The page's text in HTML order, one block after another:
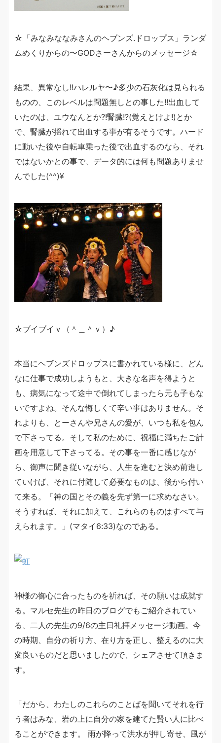
☆「みなみななみさんのヘブンズ.ドロップス」ランダ
ムめくりからの〜GODさーさんからのメッセージ☆
結果、異常なし!!ハレルヤ〜♪多少の石灰化は見られる
ものの、このレベルは問題無しとの事した!!出血して
いたのは、ユウなんとか?!腎臓!?(覚えとけよ!)とか
で、腎臓が揺れて出血する事が有るそうです。ハード
に動いた後や自転車乗った後で出血するのなら、それ
ではないかとの事で、データ的には何も問題ありませ
んでした(^^)¥
☆ブイブイｖ（＾＿＾ｖ）♪
本当にヘブンズドロップスに書かれている様に、どん
なに仕事で成功しようもと、大きな名声を得ようと
も、病気になって途中で倒れてしまったら元も子もな
いですよね。そんな悔しくて辛い事はありません。そ
れよりも、とーさんや兄さんの愛が、いつも私を包ん
で下さってる。そして私のために、祝福に満ちたご計
画を用意して下さってる。その事を一番に感じなが
ら、御声に聞き従いながら、人生を進むと決め前進し
ていけば、それに付随して必要なものは、後から付い
て来る。「神の国とその義を先ず第一に求めなさい。
そうすれば、それに加えて、これらのものはすべて与
えられます。」(マタイ6:33)なのである。
神様の御心に合ったものを祈れば、その願いは成就す
る。マルセ先生の昨日のブログでもご紹介されてい
る、二人の先生の9/6の主日礼拝メッセージ動画。今
の時期、自分の祈り方、在り方を正し、整えるのに大
変良いものだと思いましたので、シェアさせて頂きま
す。
「だから、わたしのこれらのことばを聞いてそれを行
う者はみな、岩の上に自分の家を建てた賢い人に比べ
ることができます。
雨が降って洪水が押し寄せ、風が